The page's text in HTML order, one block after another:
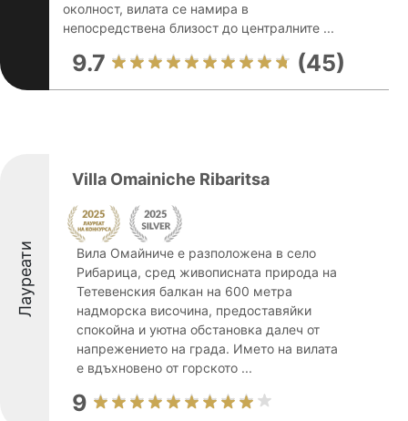
околност, вилата се намира в
непосредствена близост до централните ...
9.7 (45)
Лауреати
Villa Omainiche Ribaritsa
Вила Омайниче е разположена в село
Рибарица, сред живописната природа на
Тетевенския балкан на 600 метра
надморска височина, предоставяйки
спокойна и уютна обстановка далеч от
напрежението на града. Името на вилата
е вдъхновено от горското ...
9